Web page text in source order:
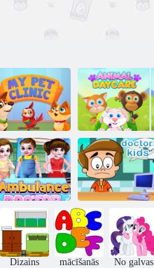
Mana pet klīnika
Dzīvnieku
dienas aprūpe
Ātrās palīdzības
ārsts
Doctor Kids 2!
Dizains mācīšanās No galvas